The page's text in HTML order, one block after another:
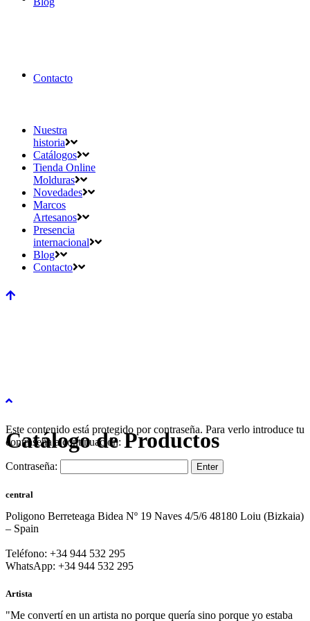
Contacto
Nuestra
historia
Catálogos
Tienda Online
Molduras
Novedades
Marcos
Artesanos
Presencia
internacional
Blog
Contacto
Catálogo de Productos
Este contenido está protegido por contraseña. Para verlo introduce tu
contraseña a continuación:
Contraseña:
central
Poligono Berreteaga Bidea Nº 19 Naves 4/5/6 48180 Loiu (Bizkaia)
– Spain
Teléfono: +34 944 532 295
WhatsApp: +34 944 532 295
Artista
"Me convertí en un artista no porque quería sino porque yo estaba